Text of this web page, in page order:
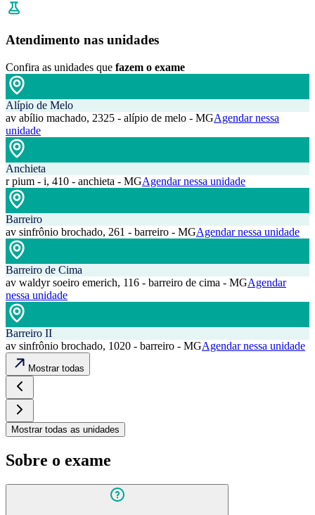
Atendimento nas unidades
Confira as unidades que fazem o exame
Alípio de Melo
av abílio machado, 2325 - alípio de melo - MGAgendar nessa
unidade
Anchieta
r pium - i, 410 - anchieta - MGAgendar nessa unidade
Barreiro
av sinfrônio brochado, 261 - barreiro - MGAgendar nessa unidade
Barreiro de Cima
av waldyr soeiro emerich, 116 - barreiro de cima - MGAgendar
nessa unidade
Barreiro II
av sinfrônio brochado, 1020 - barreiro - MGAgendar nessa unidade
Mostrar todas
Mostrar todas as unidades
Sobre o exame